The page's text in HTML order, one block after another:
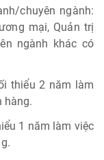
chuyên ngành:
mại, Quản trị
ngành khác có
thiểu 2 năm làm
hàng.
1 năm làm việc